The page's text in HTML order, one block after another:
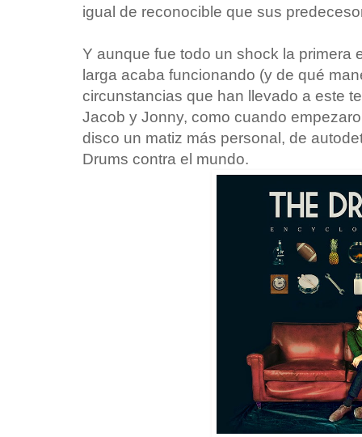
igual de reconocible que sus
Y aunque fue todo un shock la primera
larga acaba funcionando (y de qué
circunstancias que han llevado a este
Jacob y Jonny, como cuando
disco un matiz más personal, de
Drums contra el mundo.